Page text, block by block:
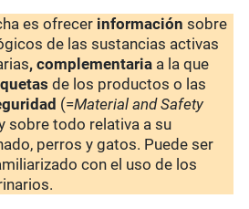
es ofrecer informaciónsobre
de las sustancias activas
, complementaria a la que
de los productos o las
(=Material and Safety
sobre todo relativa a su
perros y gatos. Puede ser
con el uso de los